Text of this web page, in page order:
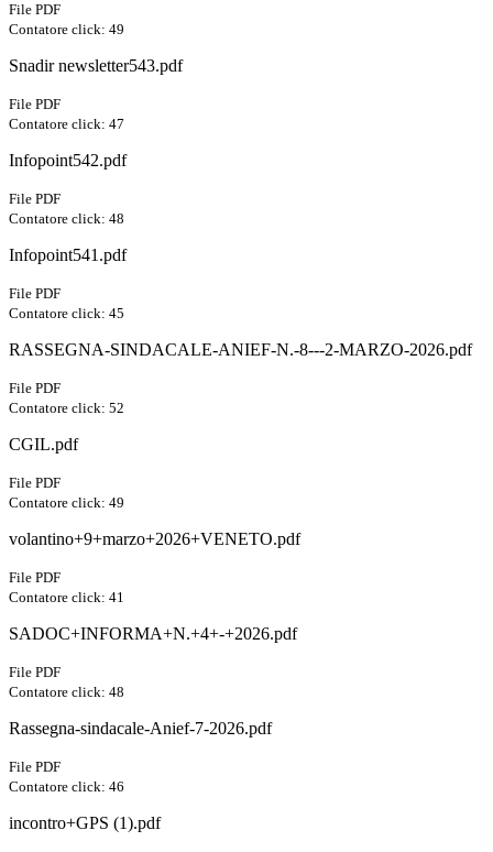
File PDF
Contatore click: 49
Snadir newsletter543.pdf
File PDF
Contatore click: 47
Infopoint542.pdf
File PDF
Contatore click: 48
Infopoint541.pdf
File PDF
Contatore click: 45
RASSEGNA-SINDACALE-ANIEF-N.-8---2-MARZO-2026.pdf
File PDF
Contatore click: 52
CGIL.pdf
File PDF
Contatore click: 49
volantino+9+marzo+2026+VENETO.pdf
File PDF
Contatore click: 41
SADOC+INFORMA+N.+4+-+2026.pdf
File PDF
Contatore click: 48
Rassegna-sindacale-Anief-7-2026.pdf
File PDF
Contatore click: 46
incontro+GPS (1).pdf